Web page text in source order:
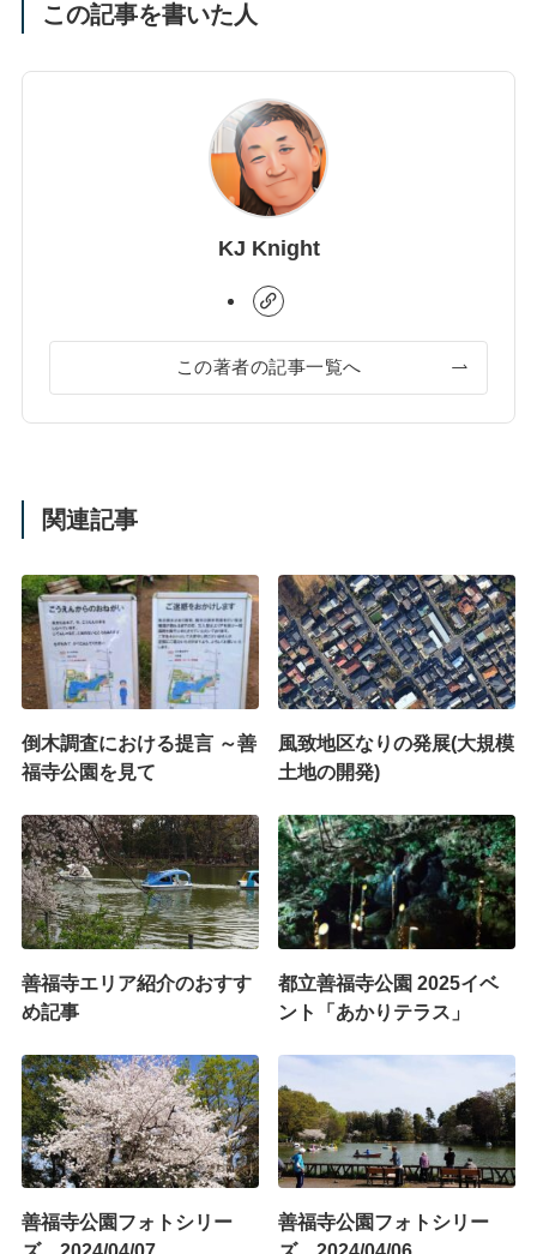
この記事を書いた人
KJ Knight
この著者の記事一覧へ
関連記事
倒木調査における提言 ～善
福寺公園を見て
風致地区なりの発展(大規模
土地の開発)
善福寺エリア紹介のおすす
め記事
都立善福寺公園 2025イベ
ント「あかりテラス」
善福寺公園フォトシリー
善福寺公園フォトシリー